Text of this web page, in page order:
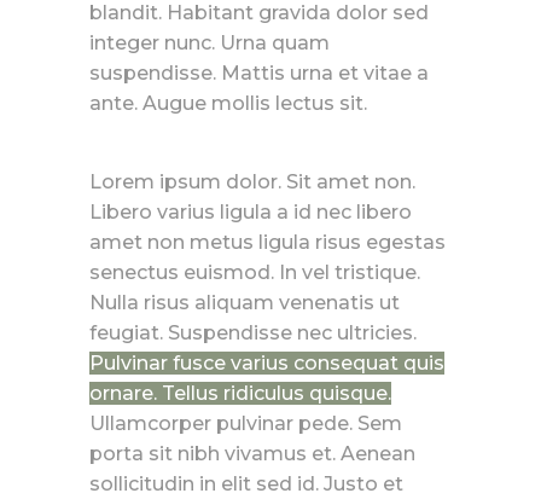
blandit. Habitant gravida dolor sed
integer nunc. Urna quam
suspendisse. Mattis urna et vitae a
ante. Augue mollis lectus sit.
Lorem ipsum dolor. Sit amet non.
Libero varius ligula a id nec libero
amet non metus ligula risus egestas
senectus euismod. In vel tristique.
Nulla risus aliquam venenatis ut
feugiat. Suspendisse nec ultricies.
Pulvinar fusce varius consequat quis
ornare. Tellus ridiculus quisque.
Ullamcorper pulvinar pede. Sem
porta sit nibh vivamus et. Aenean
sollicitudin in elit sed id. Justo et